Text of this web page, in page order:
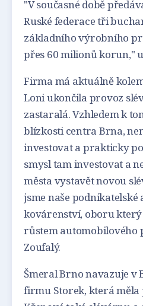
"V současné době
Ruské federace tři
základního výrobního
přes 60 milionů korun,"
Firma má aktuálně
Loni ukončila provoz
zastaralá. Vzhledem k
blízkosti centra Brna,
investovat a prakticky
smysl tam investovat a
města vystavět novou
jsme naše podnikatelské
kovárenství, oboru
růstem automobilového
Zoufalý.
Šmeral Brno navazuje v
firmu Storek, která měla